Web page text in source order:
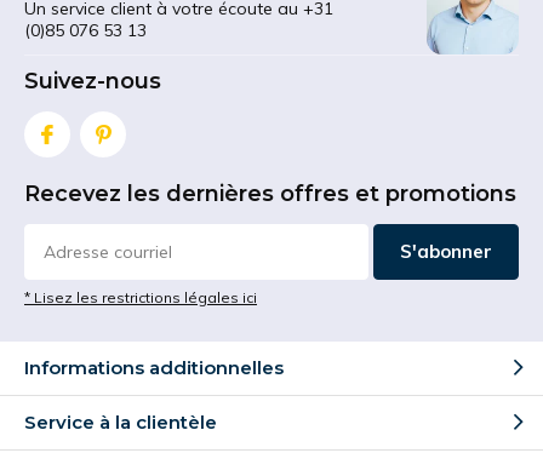
Un service client à votre écoute au +31
(0)85 076 53 13
Suivez-nous
Recevez les dernières offres et promotions
S'abonner
* Lisez les restrictions légales ici
Informations additionnelles
Service à la clientèle